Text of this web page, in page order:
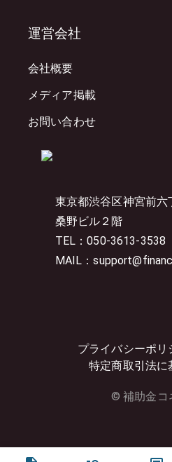
東京都渋谷区神宮前
桑野ビル２階
TEL：050-3613-3538
MAIL：
プライバシーポリ
特定商取引法に
© 補助金コ
運営会社
会社概要
メディア掲載
お問い合わせ